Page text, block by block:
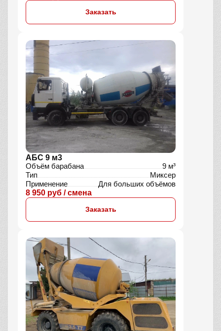
Заказать
АБС 9 м3
Объём барабана
9 м³
Тип
Миксер
Применение
Для больших объёмов
8 950 руб / смена
Заказать